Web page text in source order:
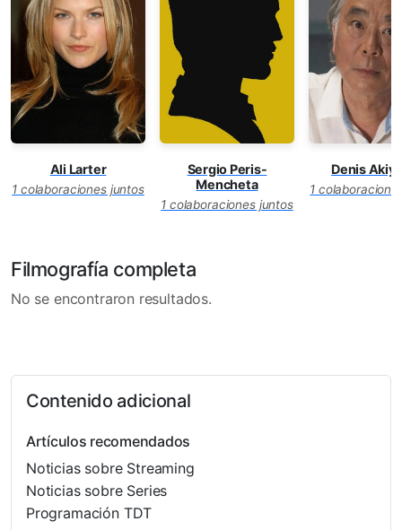
Ali Larter
1 colaboraciones juntos
Sergio Peris-
Mencheta
1 colaboraciones juntos
Denis
1
Filmografía completa
No se encontraron resultados.
Contenido adicional
Artículos recomendados
Noticias sobre Streaming
Noticias sobre Series
Programación TDT